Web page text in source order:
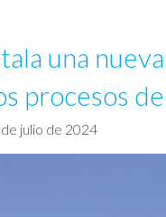
una
procesos
julio de 2024